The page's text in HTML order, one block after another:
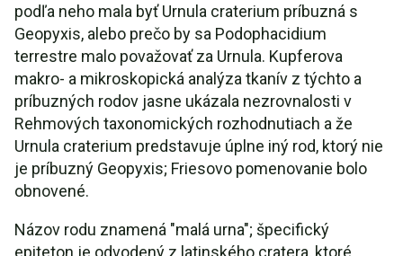
podľa neho mala byť Urnula craterium príbuzná s
Geopyxis, alebo prečo by sa Podophacidium
terrestre malo považovať za Urnula. Kupferova
makro- a mikroskopická analýza tkanív z týchto a
príbuzných rodov jasne ukázala nezrovnalosti v
Rehmových taxonomických rozhodnutiach a že
Urnula craterium predstavuje úplne iný rod, ktorý nie
je príbuzný Geopyxis; Friesovo pomenovanie bolo
obnovené.
Názov rodu znamená "malá urna"; špecifický
epiteton je odvodený z latinského cratera, ktoré